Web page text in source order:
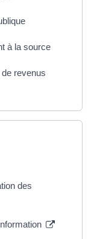
à la source
revenus
des